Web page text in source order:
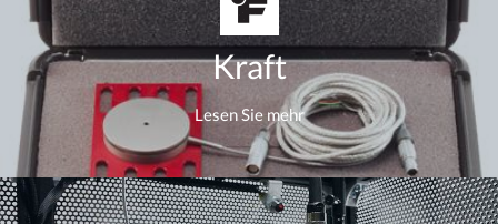
Kraft
Lesen Sie mehr